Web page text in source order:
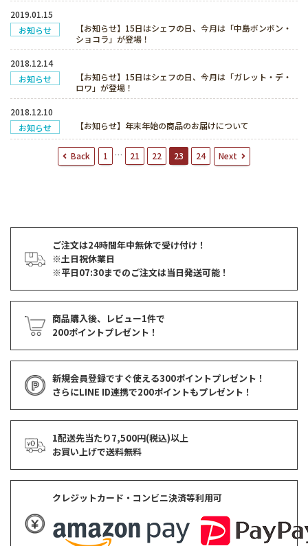
2019.01.15
お知らせ
【お知らせ】15日はシェフの日、今月は「中島ボンボン・
ショコラ」が登場！
2018.12.14
お知らせ
【お知らせ】15日はシェフの日、今月は「ガレット・デ・
ロワ」が登場！
2018.12.10
お知らせ
【お知らせ】年末年始の商品のお届けについて
Back 1 … 21 22 23 24 Next
ご注文は24時間年中無休で受け付け！
※土日祝休業日
※平日07:30までのご注文は当日発送可能！
商品購入後、レビュー1件で
200ポイントプレゼント！
新規会員登録ですぐ使える300ポイントプレゼント！
さらにLINE ID連携で200ポイントもプレゼント！
1配送先当たり7,500円(税込)以上
お買い上げで送料無料
クレジットカード・コンビニ決済等利用可